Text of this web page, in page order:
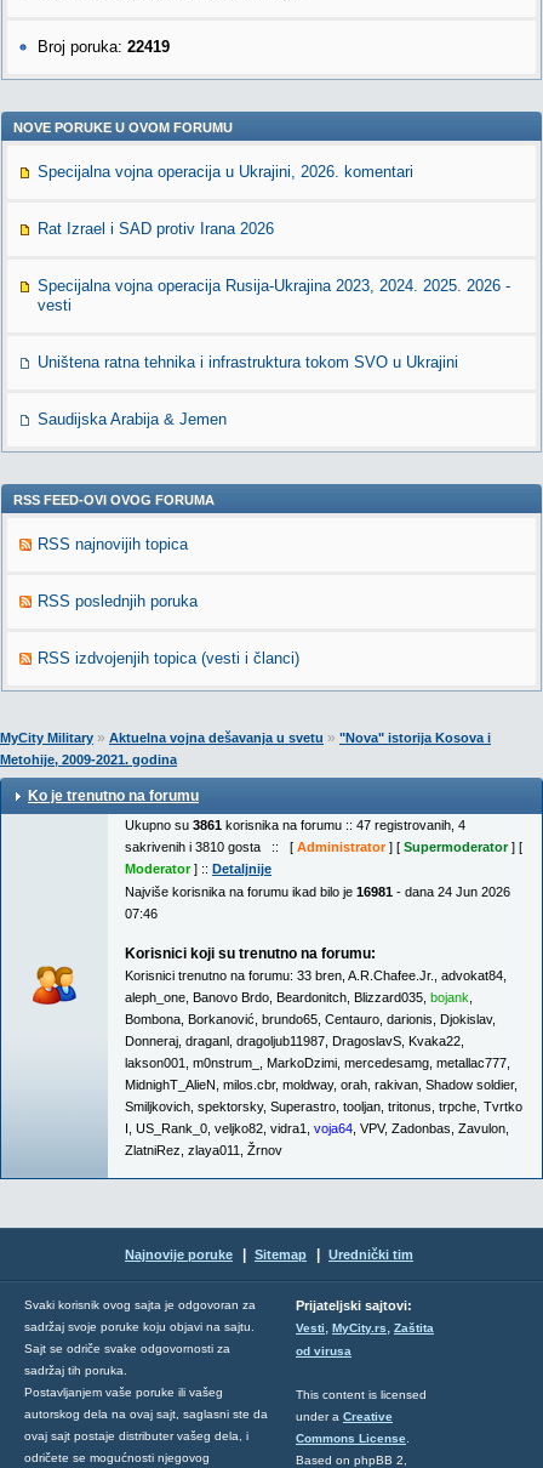
Broj poruka: 22419
NOVE PORUKE U OVOM FORUMU
Specijalna vojna operacija u Ukrajini, 2026. komentari
Rat Izrael i SAD protiv Irana 2026
Specijalna vojna operacija Rusija-Ukrajina 2023, 2024. 2025. 2026 -
vesti
Uništena ratna tehnika i infrastruktura tokom SVO u Ukrajini
Saudijska Arabija & Jemen
RSS FEED-OVI OVOG FORUMA
RSS najnovijih topica
RSS poslednjih poruka
RSS izdvojenjih topica (vesti i članci)
MyCity Military » Aktuelna vojna dešavanja u svetu » "Nova" istorija Kosova i
Metohije, 2009-2021. godina
Ko je trenutno na forumu
Ukupno su 3861 korisnika na forumu :: 47 registrovanih, 4
sakrivenih i 3810 gosta :: [ Administrator] [ Supermoderator] [
Moderator] :: Detaljnije
Najviše korisnika na forumu ikad bilo je 16981 - dana 24 Jun 2026
07:46
Korisnici koji su trenutno na forumu:
Korisnici trenutno na forumu: 33 bren A.R.Chafee.Jr. advokat84
aleph_one Banovo Brdo Beardonitch Blizzard035 bojank
Bombona Borkanović brundo65 Centauro darionis Djokislav,
Donneraj draganl dragoljub11987 DragoslavS Kvaka22
lakson001
m0nstrum_ MarkoDzimi mercedesamg metallac777
MidnighT_AlieN milos.cbr, moldway, orah rakivan Shadow soldier,
Smiljkovich spektorsky, Superastro tooljan tritonus trpche Tvrtko
I US_Rank_0 veljko82 vidra1 voja64 VPV, Zadonbas Zavulon
ZlatniRez zlaya011 Žrnov
Najnovije poruke Sitemap Urednički tim
Svaki korisnik ovog sajta je odgovoran za
sadržaj svoje poruke koju objavi na sajtu.
Sajt se odriče svake odgovornosti za
sadržaj tih poruka.
Postavljanjem vaše poruke ili vašeg
autorskog dela na ovaj sajt, saglasni ste da
ovaj sajt postaje distributer vašeg dela, i
odričete se mogućnosti njegovog
Prijateljski sajtovi:
Vesti, MyCity.rs, Zaštita
od virusa
This content is licensed
under a Creative
Commons License
Based on phpBB 2,